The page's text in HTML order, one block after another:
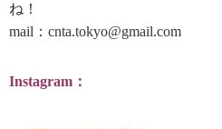
ね！
mail：cnta.tokyo@gmail.com
Instagram：